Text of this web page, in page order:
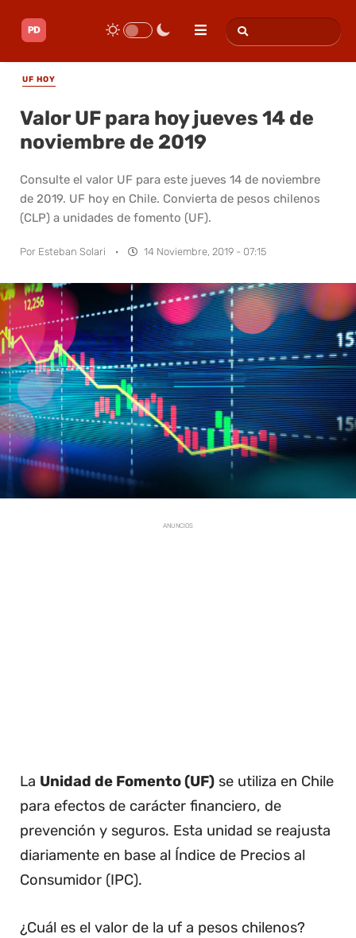
UF HOY
Valor UF para hoy jueves 14 de
noviembre de 2019
Consulte el valor UF para este jueves 14 de noviembre
de 2019. UF hoy en Chile. Convierta de pesos chilenos
(CLP) a unidades de fomento (UF).
Por Esteban Solari · 14 Noviembre, 2019 - 07:15
ANUNCIOS
La Unidad de Fomento (UF) se utiliza en Chile
para efectos de carácter financiero, de
prevención y seguros. Esta unidad se reajusta
diariamente en base al Índice de Precios al
Consumidor (IPC).
¿Cuál es el valor de la uf a pesos chilenos?